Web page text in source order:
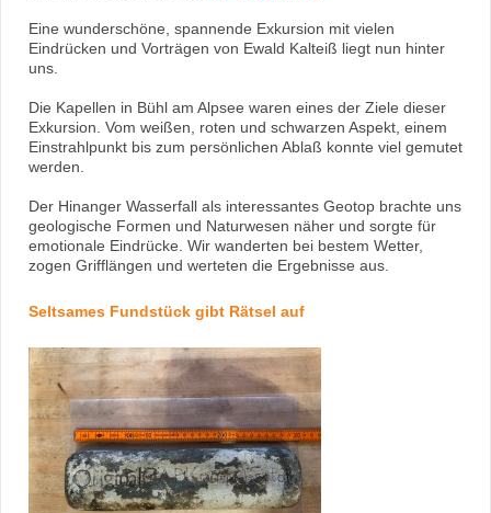
Eine wunderschöne, spannende Exkursion mit vielen
Eindrücken und Vorträgen von Ewald Kalteiß liegt nun hinter
uns.
Die Kapellen in Bühl am Alpsee waren eines der Ziele dieser
Exkursion. Vom weißen, roten und schwarzen Aspekt, einem
Einstrahlpunkt bis zum persönlichen Ablaß konnte viel gemutet
werden.
Der Hinanger Wasserfall als interessantes Geotop brachte uns
geologische Formen und Naturwesen näher und sorgte für
emotionale Eindrücke. Wir wanderten bei bestem Wetter,
zogen Grifflängen und werteten die Ergebnisse aus.
Seltsames Fundstück gibt Rätsel auf